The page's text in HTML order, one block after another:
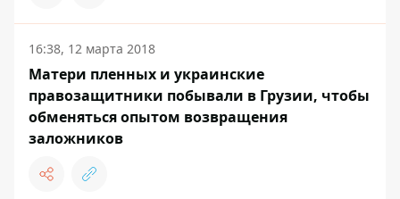
16:38, 12 марта 2018
Матери пленных и украинские
правозащитники побывали в Грузии, чтобы
обменяться опытом возвращения
заложников